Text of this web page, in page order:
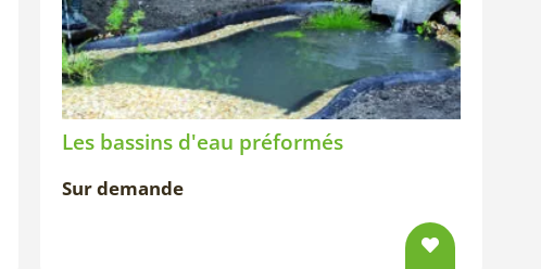
Les bassins d'eau préformés
Sur demande